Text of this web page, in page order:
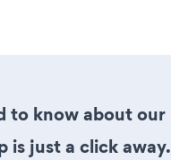
to know about our
is just a click away.